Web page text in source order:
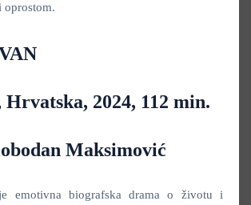
oprostom.
Hrvatska, 2024, 112 min.
Maksimović
emotivna biografska drama o životu i